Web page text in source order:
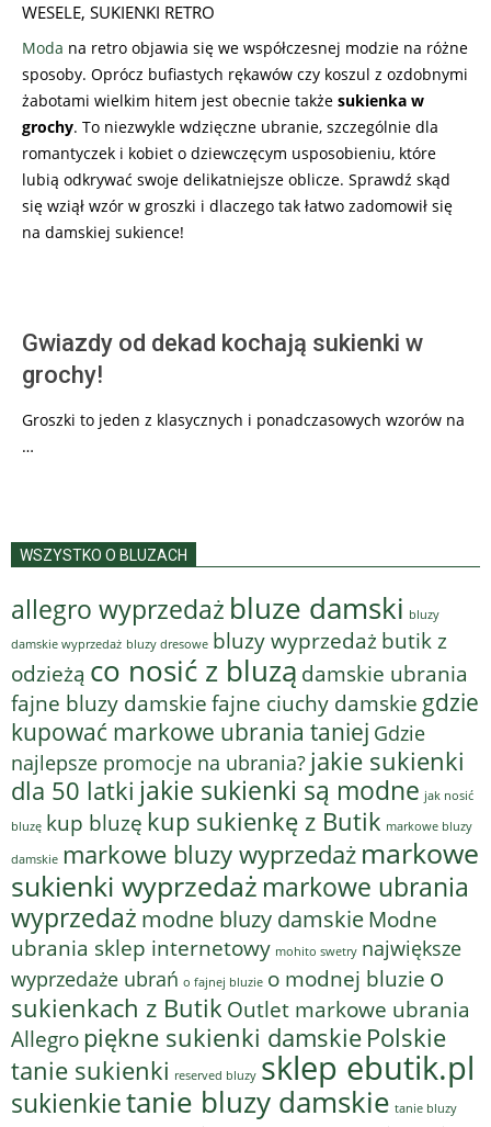
WESELE, SUKIENKI RETRO
Moda na retro objawia się we współczesnej modzie na różne
sposoby. Oprócz bufiastych rękawów czy koszul z ozdobnymi
żabotami wielkim hitem jest obecnie także sukienka w
grochy. To niezwykle wdzięczne ubranie, szczególnie dla
romantyczek i kobiet o dziewczęcym usposobieniu, które
lubią odkrywać swoje delikatniejsze oblicze. Sprawdź skąd
się wziął wzór w groszki i dlaczego tak łatwo zadomowił się
na damskiej sukience!
Gwiazdy od dekad kochają sukienki w
grochy!
Groszki to jeden z klasycznych i ponadczasowych wzorów na
…
WSZYSTKO O BLUZACH
allegro wyprzedaż bluze damski bluzy
damskie wyprzedaż bluzy dresowe bluzy wyprzedaż butik z
odzieżą co nosić z bluzą damskie ubrania
fajne bluzy damskiefajne ciuchy damskie gdzie
kupować markowe ubrania taniej Gdzie
najlepsze promocje na ubrania? jakie sukienki
dla 50 latki jakie sukienki są modne jak nosić
bluzę kup bluzę kup sukienkę z Butik markowe bluzy
damskie markowe bluzy wyprzedaż markowe
sukienki wyprzedaż markowe ubrania
wyprzedaż modne bluzy damskie Modne
ubrania sklep internetowy mohito swetry największe
wyprzedaże ubrań o fajnej bluzie o modnej bluzie o
sukienkach z Butik Outlet markowe ubrania
Allegropiękne sukienki damskie Polskie
tanie sukienki reserved bluzy sklep ebutik.pl
sukienkietanie bluzy damskie tanie bluzy